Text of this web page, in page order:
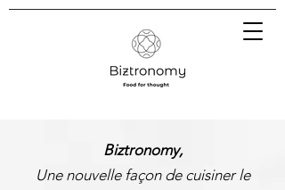
Biztronomy,
Une nouvelle façon de cuisiner le